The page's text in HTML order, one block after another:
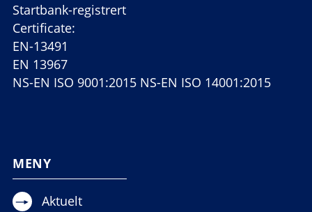
Startbank-registrert
Certificate:
EN-13491
EN 13967
NS-EN ISO 9001:2015 NS-EN ISO 14001:2015
MENY
Aktuelt